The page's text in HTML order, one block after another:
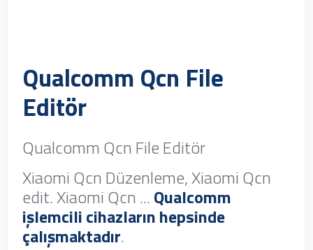
Qualcomm Qcn File
Editör
Qualcomm Qcn File Editör
Xiaomi Qcn Düzenleme, Xiaomi Qcn
edit. Xiaomi Qcn ... Qualcomm
işlemcili cihazların hepsinde
çalışmaktadır.